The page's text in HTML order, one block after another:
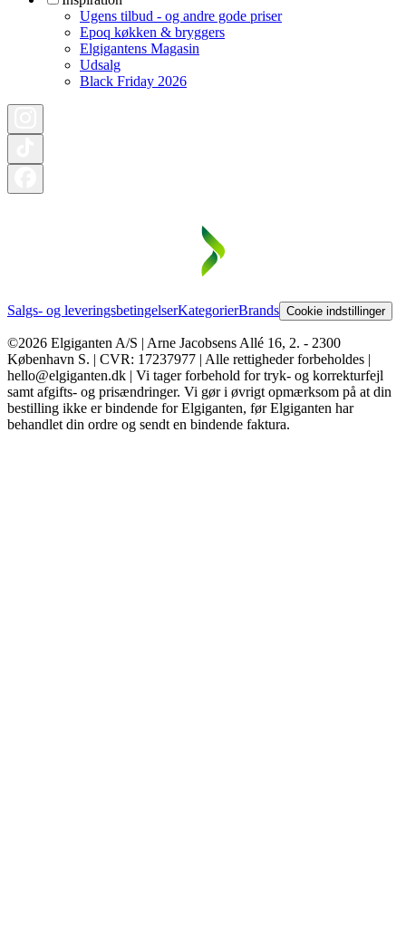
Ugens tilbud - og andre gode priser
Epoq køkken & bryggers
Elgigantens Magasin
Udsalg
Black Friday 2026
Salgs- og leveringsbetingelserKategorierBrands Cookie indstillinger
©2026 Elgiganten A/S | Arne Jacobsens Allé 16, 2. - 2300
København S. | CVR: 17237977 | Alle rettigheder forbeholdes |
hello@elgiganten.dk | Vi tager forbehold for tryk- og korrekturfejl
samt afgifts- og prisændringer. Vi gør i øvrigt opmærksom på at din
bestilling ikke er bindende for Elgiganten, før Elgiganten har
behandlet din ordre og sendt en bindende faktura.